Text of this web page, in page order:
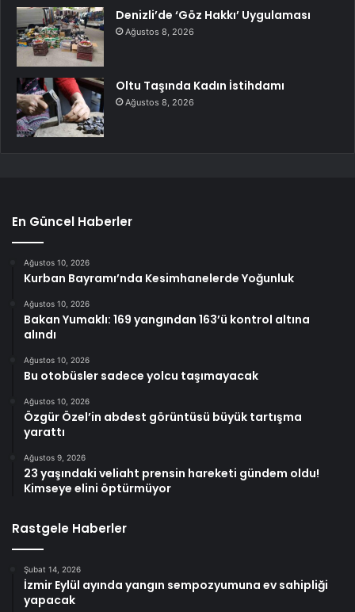
Denizli’de ‘Göz Hakkı’ Uygulaması
Ağustos 8, 2026
Oltu Taşında Kadın İstihdamı
Ağustos 8, 2026
En Güncel Haberler
Ağustos 10, 2026
Kurban Bayramı’nda Kesimhanelerde Yoğunluk
Ağustos 10, 2026
Bakan Yumaklı: 169 yangından 163’ü kontrol altına
alındı
Ağustos 10, 2026
Bu otobüsler sadece yolcu taşımayacak
Ağustos 10, 2026
Özgür Özel’in abdest görüntüsü büyük tartışma
yarattı
Ağustos 9, 2026
23 yaşındaki veliaht prensin hareketi gündem oldu!
Kimseye elini öptürmüyor
Rastgele Haberler
Şubat 14, 2026
İzmir Eylül ayında yangın sempozyumuna ev sahipliği
yapacak